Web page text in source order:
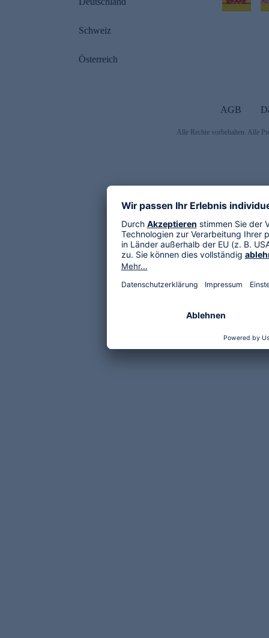
Schweiz
Österreich
AGB
Alle Rechte vorbehalten. Alle